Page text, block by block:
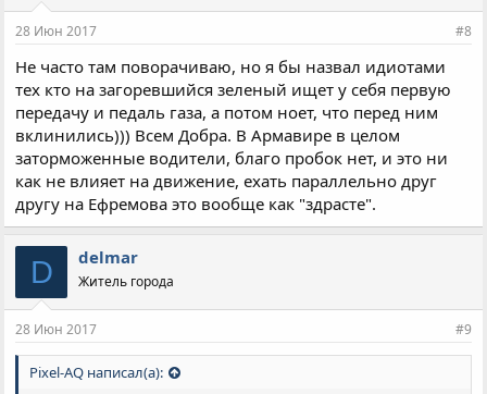
и
:
28 Июн 2017 #8
Не часто там поворачиваю, но я бы назвал идиотами
тех кто на загоревшийся зеленый ищет у себя первую
передачу и педаль газа, а потом ноет, что перед ним
вклинились))) Всем Добра. В Армавире в целом
заторможенные водители, благо пробок нет, и это ни
как не влияет на движение, ехать параллельно друг
другу на Ефремова это вообще как "здрасте".
D delmar
Житель города
28 Июн 2017 #9
Pixel-AQ написал(а):